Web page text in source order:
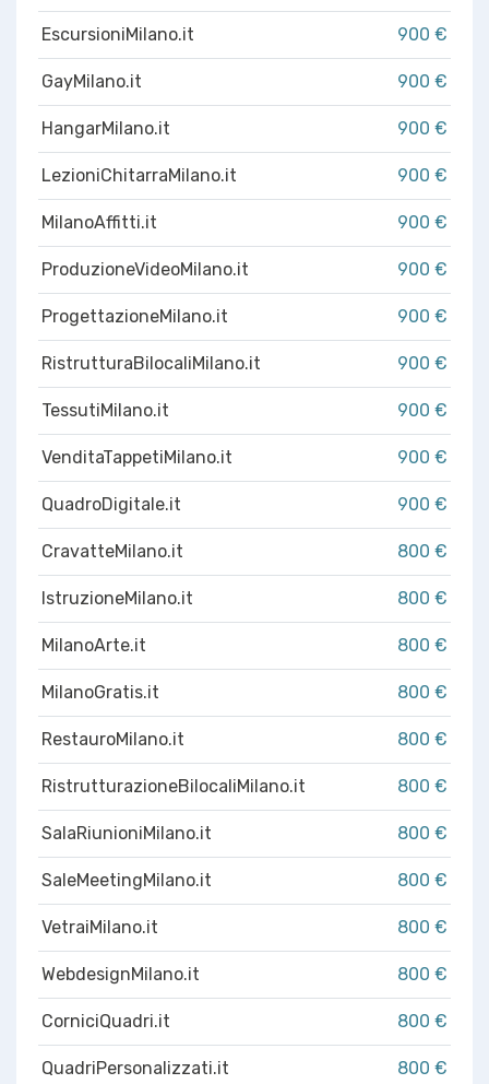
EscursioniMilano.it 900 €
GayMilano.it 900 €
HangarMilano.it 900 €
LezioniChitarraMilano.it 900 €
MilanoAffitti.it 900 €
ProduzioneVideoMilano.it 900 €
ProgettazioneMilano.it 900 €
RistrutturaBilocaliMilano.it 900 €
TessutiMilano.it 900 €
VenditaTappetiMilano.it 900 €
QuadroDigitale.it 900 €
CravatteMilano.it 800 €
IstruzioneMilano.it 800 €
MilanoArte.it 800 €
MilanoGratis.it 800 €
RestauroMilano.it 800 €
RistrutturazioneBilocaliMilano.it 800 €
SalaRiunioniMilano.it 800 €
SaleMeetingMilano.it 800 €
VetraiMilano.it 800 €
WebdesignMilano.it 800 €
CorniciQuadri.it 800 €
QuadriPersonalizzati.it 800 €